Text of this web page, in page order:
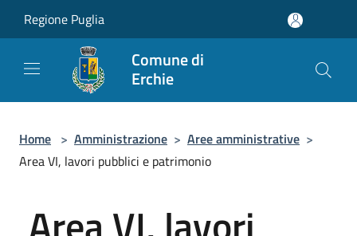
Regione Puglia
Comune di
Erchie
Home > Amministrazione > Aree amministrative >
Area VI, lavori pubblici e patrimonio